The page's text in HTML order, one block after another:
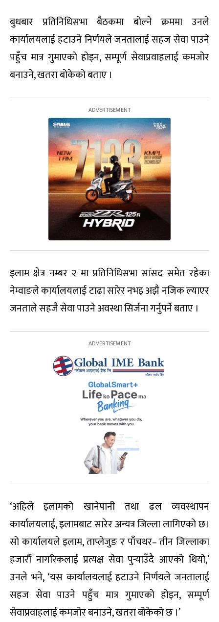
बुधबार प्रतिनिधिसभा बैठकमा बोल्ने क्रममा उनले
कार्यालयलाई हटाउने निर्णयले जनतालाई सहज सेवा पाउने
पहुँच मात्र गुमाएको होइन, सम्पूर्ण सेवाप्रवाहलाई कमजोर
बनाउने, खतरा बोकेको बताए ।
इलाम क्षेत्र नम्बर २ मा प्रतिनिधिसभा सांसद समेत रहेका
नेम्वाङले कार्यालयलाई टाढा सारेर नभइ अझै नजिक ल्याएर
जनताले सहजै सेवा पाउने अवस्था सिर्जना गर्नुपर्ने बताए ।
‘अहिले इलामको खानेपानी तथा ढल व्यवस्थापन
कार्यालयलाई, इलामबाट सारेर अन्यत्र जिल्ला लागिएको छ।
सो कार्यालयले इलाम, ताप्लेजुङ र पाँचथर– तीन जिल्लाका
हजारौँ नागरिकलाई प्रत्यक्ष सेवा पुर्‍याउँदै आएको थियो,’
उनले भने, ‘यस कार्यालयलाई हटाउने निर्णयले जनतालाई
सहज सेवा पाउने पहुँच मात्र गुमाएको होइन, सम्पूर्ण
सेवाप्रवाहलाई कमजोर बनाउने, खतरा बोकेको छ ।’